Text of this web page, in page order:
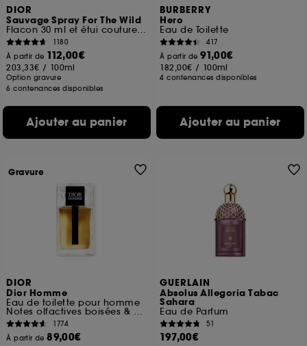
DIOR
Sauvage Spray For The Wild
Flacon 30 ml et étui couture en édition limitée
1180
À partir de 112,00€
203,33€ / 100ml
Option gravure
6 contenances disponibles
Ajouter au panier
BURBERRY
Hero
Eau de Toilette
417
À partir de91,00€
182,00€ / 100ml
4 contenances disponibles
Ajouter au panier
DIOR
Dior Homme
Eau de toilette pour homme
Notes olfactives boisées & chyprées
1774
À partir de89,00€
Gravure
GUERLAIN
Absolus Allegoria Tabac
Sahara
Eau de Parfum
51
197,00€